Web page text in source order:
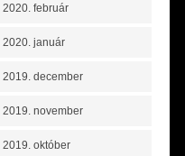
2020. február
2020. január
2019. december
2019. november
2019. október